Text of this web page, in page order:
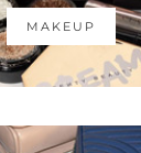
MAKEUP